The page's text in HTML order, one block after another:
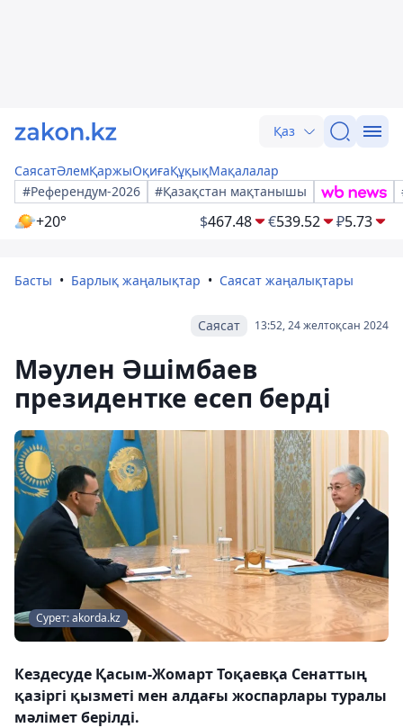
Қаз
СаясатӘлемҚаржыОқиғаҚұқықМақалалар
#Референдум-2026
#Қазақстан мақтанышы
+20° $467.48 €539.52 ₽5.73
Басты Барлық жаңалықтар Саясат жаңалықтары
13:52, 24 желтоқсан 2024
Саясат
Мәулен Әшімбаев
президентке есеп берді
Сурет: akorda.kz
Кездесуде Қасым-Жомарт Тоқаевқа Сенаттың
қазіргі қызметі мен алдағы жоспарлары туралы
мәлімет берілді.